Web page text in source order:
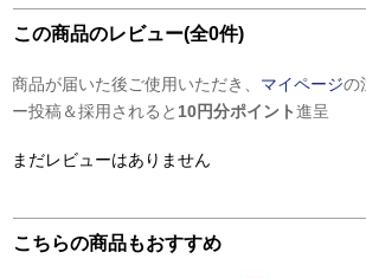
この商品のレビュー(全0件)
商品が届いた後ご使用いただき、 マイページの
ー投稿＆採用されると 10円分ポイント進呈
まだレビューはありません
こちらの商品もおすすめ